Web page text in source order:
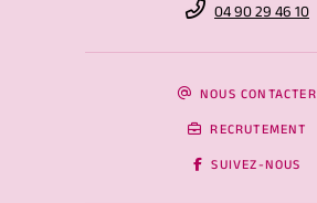
04 90 29 46 10
NOUS CONTACTER
RECRUTEMENT
SUIVEZ-NOUS